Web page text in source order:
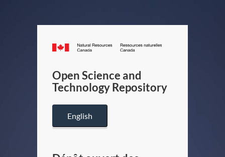
Canada.ca
/
Canada
Open Science and
Technology Repository
English